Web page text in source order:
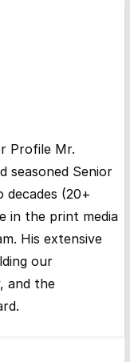
Profile Mr.
seasoned Senior
decades (20+
in the print media
His extensive
our
and the